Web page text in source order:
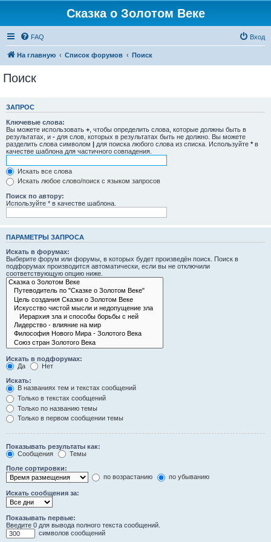
Сказка о Золотом Веке
FAQ Вход
На главную Список форумов Поиск
Поиск
ЗАПРОС
Ключевые слова:
Вы можете использовать + , чтобы определить слова, которые должны быть в
результатах, и - для слов, которых в результатах быть не должно. Вы можете
разделить слова символом | для поиска любого слова из списка. Используйте * в
качестве шаблона для частичного совпадения.
Искать все слова
Искать любое слово/поиск с языком запросов
Поиск по автору:
Используйте * в качестве шаблона.
ПАРАМЕТРЫ ЗАПРОСА
Искать в форумах:
Выберите форум или форумы, в которых будет произведён поиск. Поиск в
подфорумах производится автоматически, если вы не отключили
соответствующую опцию ниже.
Искать в подфорумах:
Да
Нет
Искать:
В названиях тем и текстах сообщений
Только в текстах сообщений
Только по названию темы
Только в первом сообщении темы
Показывать результаты как:
Сообщения
Темы
Поле сортировки:
по возрастанию
по убыванию
Искать сообщения за:
Показывать первые:
Введите 0 для вывода полного текста сообщений.
символов сообщений